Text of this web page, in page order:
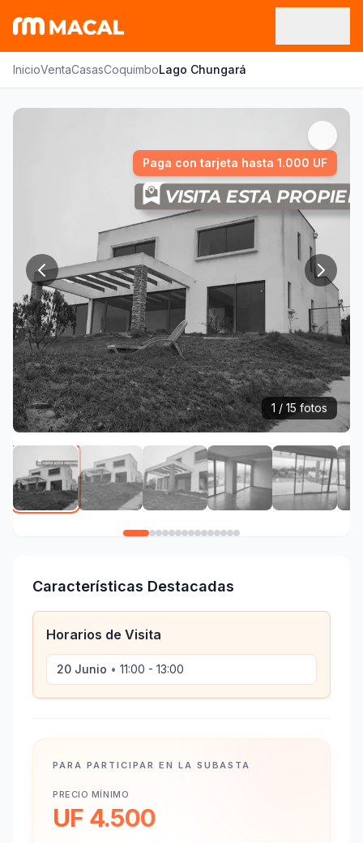
InicioVentaCasasCoquimboLago Chungará
1 / 15 fotos
Paga con tarjeta hasta 1.000 UF
Características Destacadas
Horarios de Visita
20 Junio • 11:00 - 13:00
PARA PARTICIPAR EN LA SUBASTA
PRECIO MÍNIMO
UF 4.500